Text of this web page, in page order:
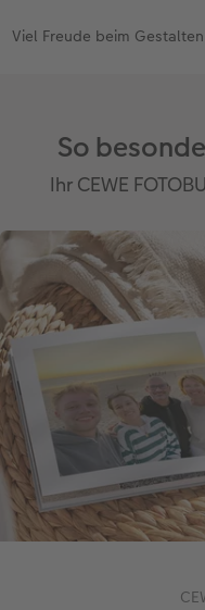
Viel Freude beim Gestalten
So
Ihr CEWE